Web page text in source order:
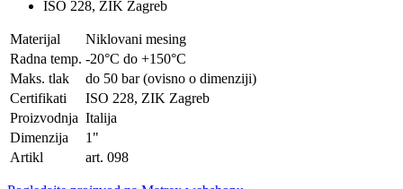
ISO 228, ZIK Zagreb
Materijal
Niklovani mesing
Radna temp. -20°C do +150°C
Maks. tlak
do 50 bar (ovisno o dimenziji)
Certifikati
ISO 228, ZIK Zagreb
Proizvodnja Italija
Dimenzija
1"
Artikl
art. 098